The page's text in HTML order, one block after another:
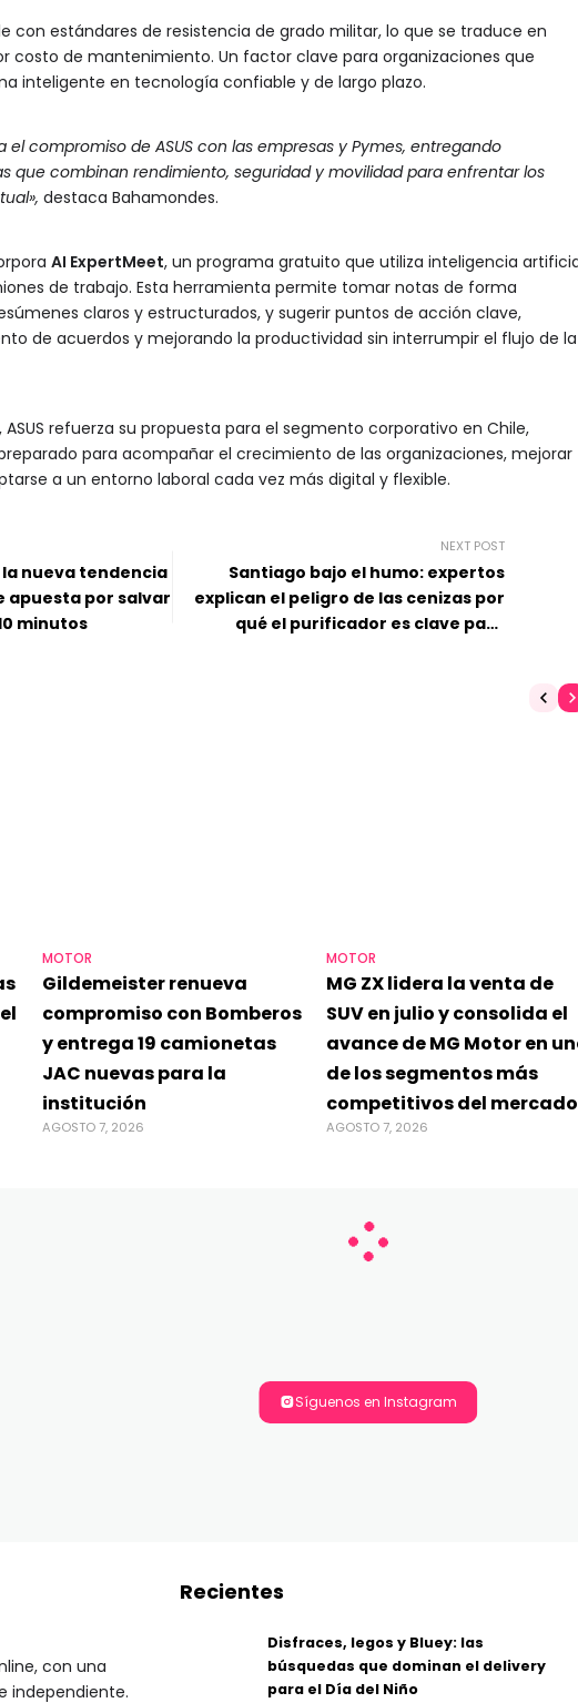
con estándares de resistencia de grado militar, lo que se traduce en
costo de mantenimiento. Un factor clave para organizaciones que
inteligente en tecnología confiable y de largo plazo.
el compromiso de ASUS con las empresas y Pymes, entregando
que combinan rendimiento, seguridad y movilidad para enfrentar los
destaca Bahamondes.
AI ExpertMeet, un programa gratuito que utiliza inteligencia
de trabajo. Esta herramienta permite tomar notas de forma
claros y estructurados, y sugerir puntos de acción clave,
de acuerdos y mejorando la productividad sin interrumpir el flujo de la
refuerza su propuesta para el segmento corporativo en Chile,
para acompañar el crecimiento de las organizaciones, mejorar
a un entorno laboral cada vez más digital y flexible.
la nueva tendencia
apuesta por salvar
minutos
NEXT POST
Santiago bajo el humo: expertos
explican el peligro de las cenizas por
qué el purificador es clave para
MOTOR
Gildemeister renueva
compromiso con Bomberos
y entrega 19 camionetas
JAC nuevas para la
institución
AGOSTO 7, 2026
MOTOR
MG ZX lidera la venta de
SUV en julio y consolida el
avance de MG Motor en
de los segmentos más
competitivos del mercado
AGOSTO 7, 2026
Síguenos en Instagram
con una
independiente.
Recientes
Disfraces, legos y Bluey: las
búsquedas que dominan el delivery
para el Día del Niño